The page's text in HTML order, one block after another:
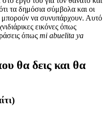
τα δημόσια σύμβολα και οι
μπορούν να συνυπάρχουν. Αυτό
εικόνες όπως
όπως mi abuelita ya
θα δεις και θα